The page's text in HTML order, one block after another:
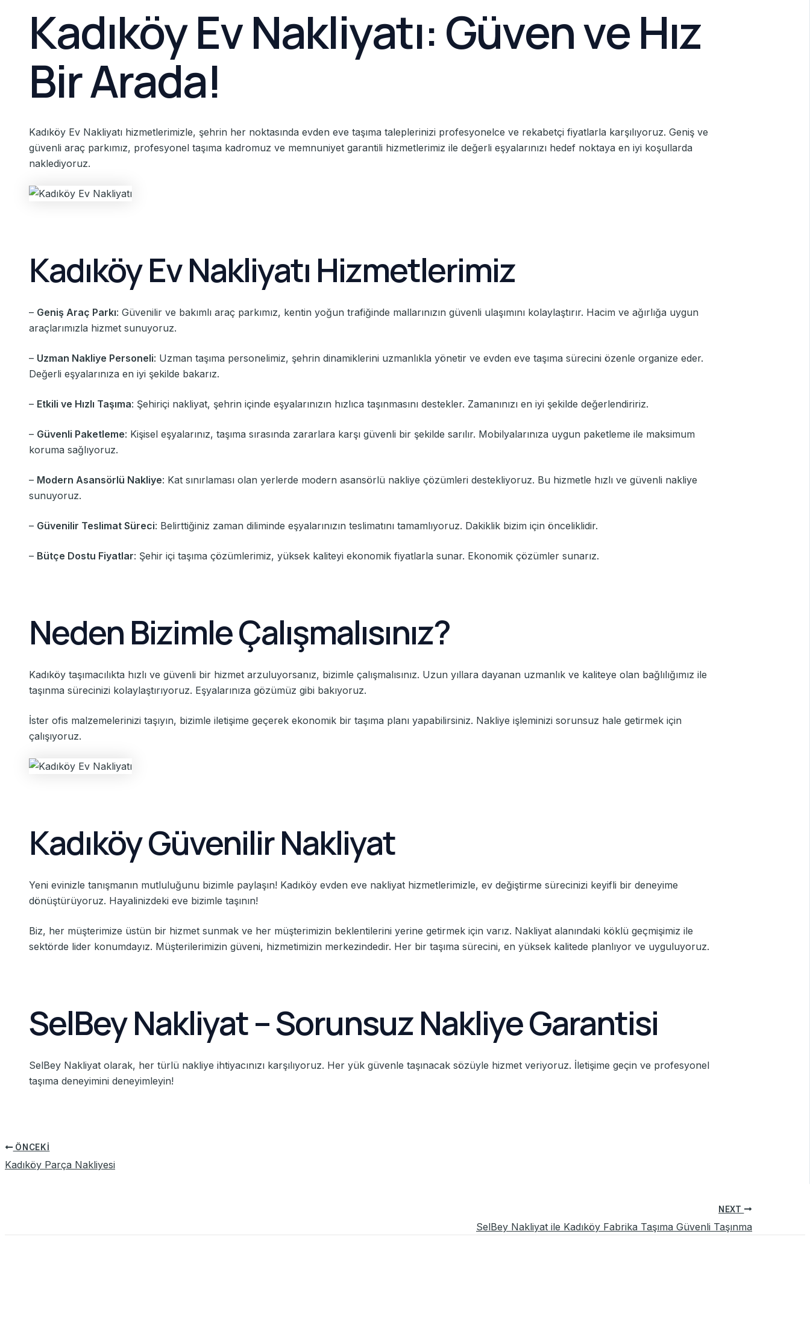
Kadıköy Ev Nakliyatı: Güven ve Hız
Bir Arada!
Kadıköy Ev Nakliyatı hizmetlerimizle, şehrin her noktasında evden eve taşıma taleplerinizi profesyonelce ve rekabetçi fiyatlarla karşılıyoruz. Geniş ve
güvenli araç parkımız, profesyonel taşıma kadromuz ve memnuniyet garantili hizmetlerimiz ile değerli eşyalarınızı hedef noktaya en iyi koşullarda
naklediyoruz.
Kadıköy Ev Nakliyatı Hizmetlerimiz
– Geniş Araç Parkı: Güvenilir ve bakımlı araç parkımız, kentin yoğun trafiğinde mallarınızın güvenli ulaşımını kolaylaştırır. Hacim ve ağırlığa uygun
araçlarımızla hizmet sunuyoruz.
– Uzman Nakliye Personeli: Uzman taşıma personelimiz, şehrin dinamiklerini uzmanlıkla yönetir ve evden eve taşıma sürecini özenle organize eder.
Değerli eşyalarınıza en iyi şekilde bakarız.
– Etkili ve Hızlı Taşıma: Şehiriçi nakliyat, şehrin içinde eşyalarınızın hızlıca taşınmasını destekler. Zamanınızı en iyi şekilde değerlendiririz.
– Güvenli Paketleme: Kişisel eşyalarınız, taşıma sırasında zararlara karşı güvenli bir şekilde sarılır. Mobilyalarınıza uygun paketleme ile maksimum
koruma sağlıyoruz.
– Modern Asansörlü Nakliye: Kat sınırlaması olan yerlerde modern asansörlü nakliye çözümleri destekliyoruz. Bu hizmetle hızlı ve güvenli nakliye
sunuyoruz.
– Güvenilir Teslimat Süreci: Belirttiğiniz zaman diliminde eşyalarınızın teslimatını tamamlıyoruz. Dakiklik bizim için önceliklidir.
– Bütçe Dostu Fiyatlar: Şehir içi taşıma çözümlerimiz, yüksek kaliteyi ekonomik fiyatlarla sunar. Ekonomik çözümler sunarız.
Neden Bizimle Çalışmalısınız?
Kadıköy taşımacılıkta hızlı ve güvenli bir hizmet arzuluyorsanız, bizimle çalışmalısınız. Uzun yıllara dayanan uzmanlık ve kaliteye olan bağlılığımız ile
taşınma sürecinizi kolaylaştırıyoruz. Eşyalarınıza gözümüz gibi bakıyoruz.
İster ofis malzemelerinizi taşıyın, bizimle iletişime geçerek ekonomik bir taşıma planı yapabilirsiniz. Nakliye işleminizi sorunsuz hale getirmek için
çalışıyoruz.
Kadıköy Güvenilir Nakliyat
Yeni evinizle tanışmanın mutluluğunu bizimle paylaşın! Kadıköy evden eve nakliyat hizmetlerimizle, ev değiştirme sürecinizi keyifli bir deneyime
dönüştürüyoruz. Hayalinizdeki eve bizimle taşının!
Biz, her müşterimize üstün bir hizmet sunmak ve her müşterimizin beklentilerini yerine getirmek için varız. Nakliyat alanındaki köklü geçmişimiz ile
sektörde lider konumdayız. Müşterilerimizin güveni, hizmetimizin merkezindedir. Her bir taşıma sürecini, en yüksek kalitede planlıyor ve uyguluyoruz.
SelBey Nakliyat – Sorunsuz Nakliye Garantisi
SelBey Nakliyat olarak, her türlü nakliye ihtiyacınızı karşılıyoruz. Her yük güvenle taşınacak sözüyle hizmet veriyoruz. İletişime geçin ve profesyonel
taşıma deneyimini deneyimleyin!
ÖNCEKI
Kadıköy Parça Nakliyesi
NEXT
SelBey Nakliyat ile Kadıköy Fabrika Taşıma Güvenli Taşınma